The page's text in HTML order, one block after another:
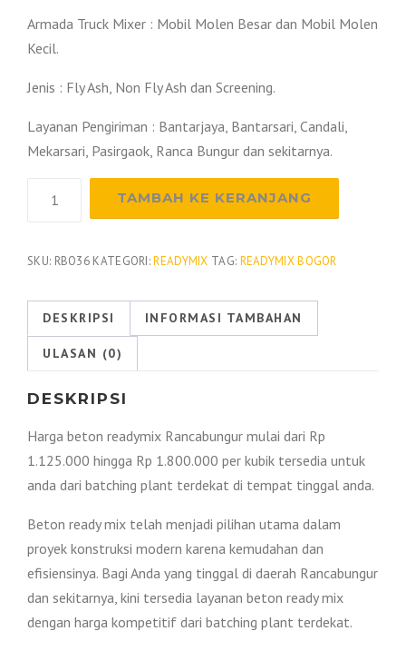
Armada Truck Mixer : Mobil Molen Besar dan Mobil Molen
Kecil.
Jenis : Fly Ash, Non Fly Ash dan Screening.
Layanan Pengiriman : Bantarjaya, Bantarsari, Candali,
Mekarsari, Pasirgaok, Ranca Bungur dan sekitarnya.
Readymix
Per
M3
2026
TAMBAH KE KERANJANG
SKU: RBO36 KATEGORI:READYMIX TAG: READYMIX BOGOR
DESKRIPSI INFORMASI TAMBAHAN
ULASAN (0)
DESKRIPSI
Harga beton readymix Rancabungur mulai dari Rp
1.125.000 hingga Rp 1.800.000 per kubik tersedia untuk
anda dari batching plant terdekat di tempat tinggal anda.
Beton ready mix telah menjadi pilihan utama dalam
proyek konstruksi modern karena kemudahan dan
efisiensinya. Bagi Anda yang tinggal di daerah Rancabungur
dan sekitarnya, kini tersedia layanan beton ready mix
dengan harga kompetitif dari batching plant terdekat.